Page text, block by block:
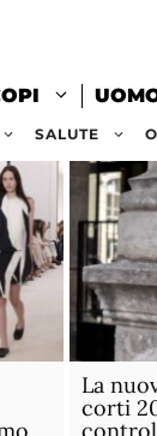
SALUTE
La
corti